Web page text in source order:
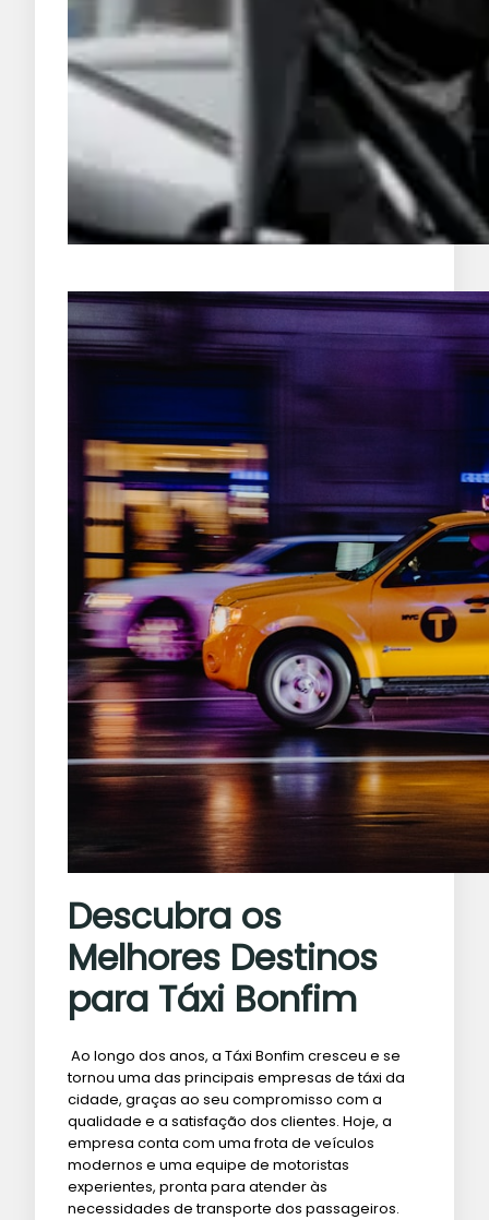
Descubra os
Melhores Destinos
para Táxi Bonfim
Ao longo dos anos, a Táxi Bonfim cresceu e se
tornou uma das principais empresas de táxi da
cidade, graças ao seu compromisso com a
qualidade e a satisfação dos clientes. Hoje, a
empresa conta com uma frota de veículos
modernos e uma equipe de motoristas
experientes, pronta para atender às
necessidades de transporte dos passageiros.